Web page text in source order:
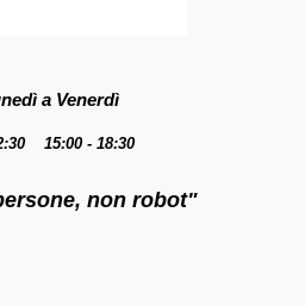
a Venerdì
15:00 - 18:30
non robot"